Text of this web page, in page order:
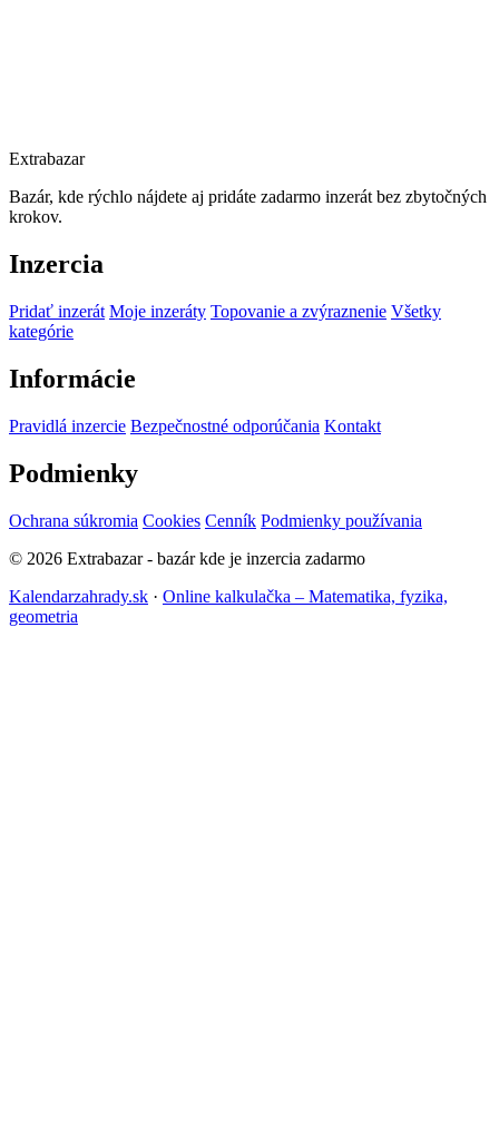
Extrabazar
Bazár, kde rýchlo nájdete aj pridáte zadarmo inzerát bez zbytočných
krokov.
Inzercia
Pridať inzerát Moje inzeráty Topovanie a zvýraznenie Všetky
kategórie
Informácie
Pravidlá inzercie Bezpečnostné odporúčania Kontakt
Podmienky
Ochrana súkromia Cookies Cenník Podmienky používania
© 2026 Extrabazar - bazár kde je inzercia zadarmo
Kalendarzahrady.sk · Online kalkulačka – Matematika, fyzika,
geometria